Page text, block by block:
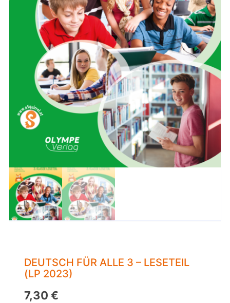
DEUTSCH FÜR ALLE 3 – LESETEIL
(LP 2023)
7,30€